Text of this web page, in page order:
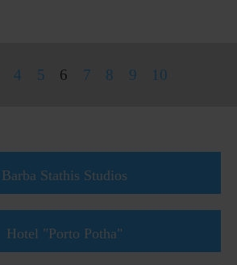
4 5 6 7 8 9 10
Barba Stathis Studios
Hotel "Porto Potha"